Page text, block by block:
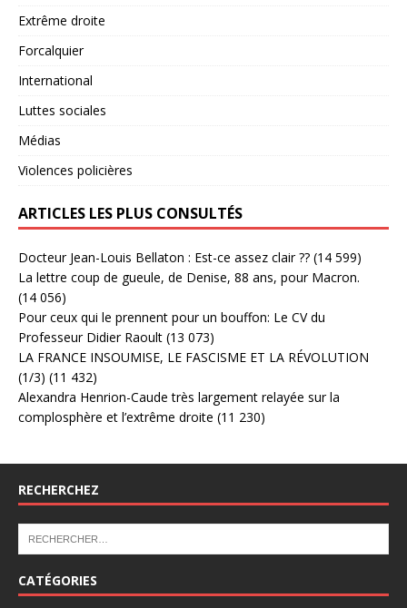
Extrême droite
Forcalquier
International
Luttes sociales
Médias
Violences policières
ARTICLES LES PLUS CONSULTÉS
Docteur Jean-Louis Bellaton : Est-ce assez clair ?? (14 599)
La lettre coup de gueule, de Denise, 88 ans, pour Macron.
(14 056)
Pour ceux qui le prennent pour un bouffon: Le CV du
Professeur Didier Raoult (13 073)
LA FRANCE INSOUMISE, LE FASCISME ET LA RÉVOLUTION
(1/3) (11 432)
Alexandra Henrion-Caude très largement relayée sur la
complosphère et l’extrême droite (11 230)
RECHERCHEZ
CATÉGORIES